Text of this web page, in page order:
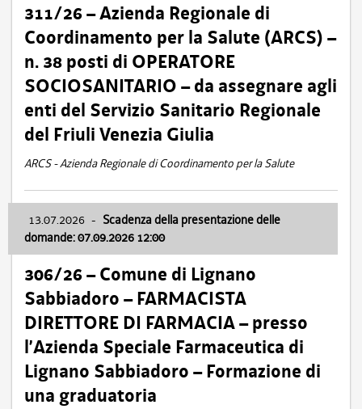
311/26 – Azienda Regionale di
Coordinamento per la Salute (ARCS) –
n. 38 posti di OPERATORE
SOCIOSANITARIO – da assegnare agli
enti del Servizio Sanitario Regionale
del Friuli Venezia Giulia
ARCS - Azienda Regionale di Coordinamento per la Salute
13.07.2026 - Scadenza della presentazione delle
domande: 07.09.2026 12:00
306/26 – Comune di Lignano
Sabbiadoro – FARMACISTA
DIRETTORE DI FARMACIA – presso
l’Azienda Speciale Farmaceutica di
Lignano Sabbiadoro – Formazione di
una graduatoria